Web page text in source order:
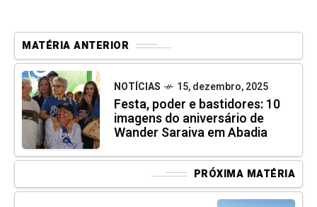
MATÉRIA ANTERIOR
NOTÍCIAS 15, dezembro, 2025
Festa, poder e bastidores: 10
imagens do aniversário de
Wander Saraiva em Abadia
PRÓXIMA MATÉRIA